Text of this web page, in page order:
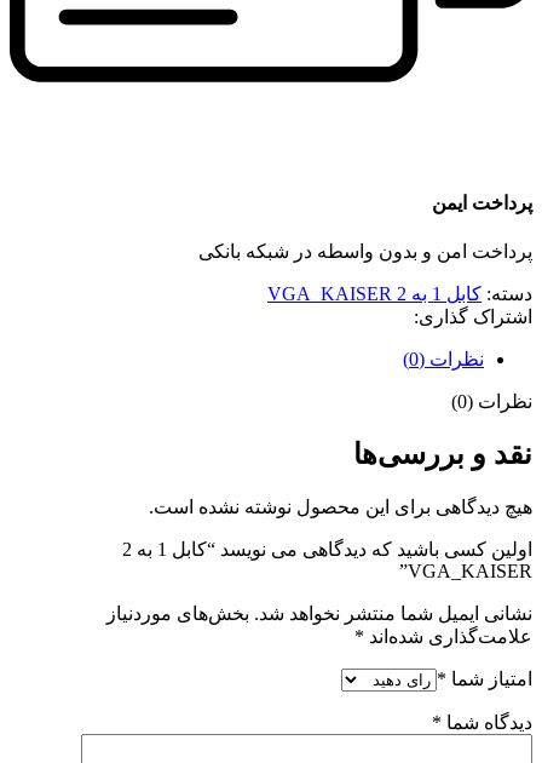
پرداخت ایمن
پرداخت امن و بدون واسطه در شبکه بانکی
دسته: کابل 1 به 2 VGA_KAISER
اشتراک گذاری:
نظرات (0)
نظرات (0)
نقد و بررسی‌ها
هیچ دیدگاهی برای این محصول نوشته نشده است.
اولین کسی باشید که دیدگاهی می نویسد “کابل 1 به 2
VGA_KAISER”
نشانی ایمیل شما منتشر نخواهد شد. بخش‌های موردنیاز
علامت‌گذاری شده‌اند *
امتیاز شما *
دیدگاه شما *